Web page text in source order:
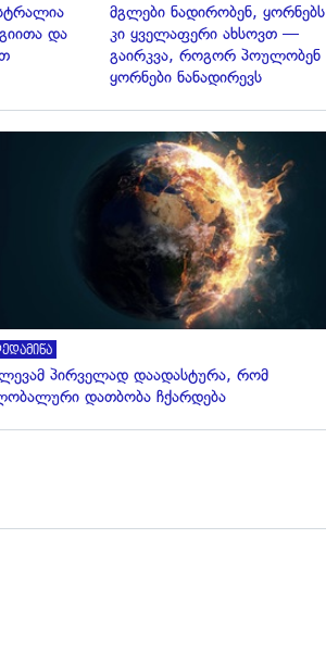
და
მგლები ნადირობენ, ყორნებს
კი ყველაფერი ახსოვთ —
გაირკვა, როგორ პოულობენ
ყორნები ნანადირევს
პირველად დაადასტურა, რომ
დათბობა ჩქარდება